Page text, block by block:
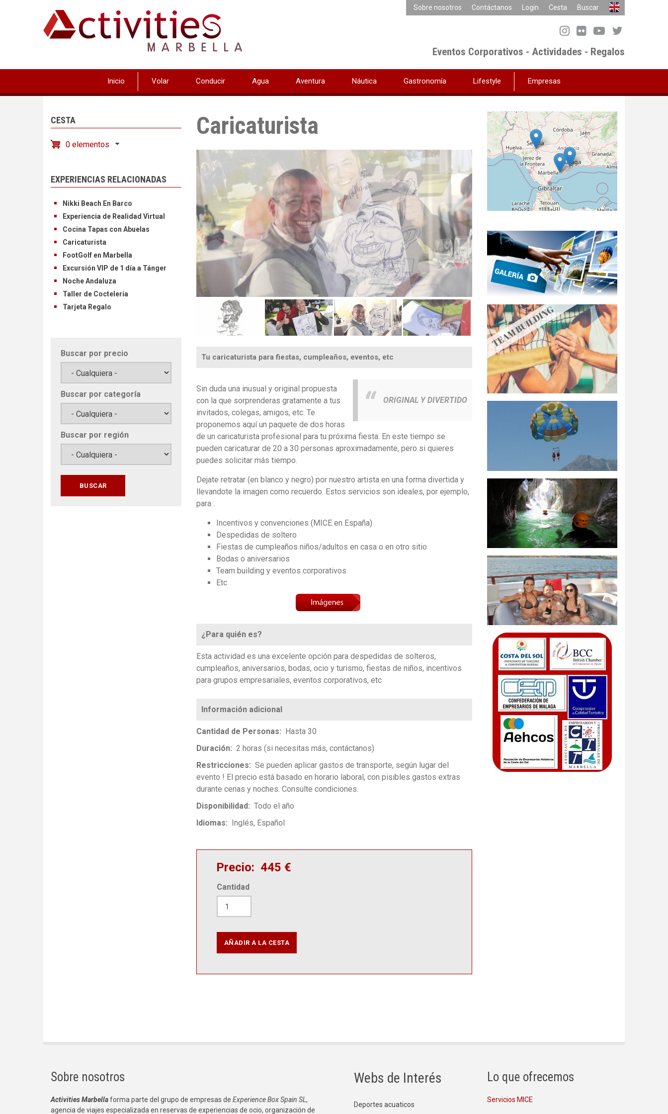
Sobre nosotros Contáctanos Login Cesta Buscar
Eventos Corporativos - Actividades - Regalos
Inicio Volar Conducir Agua Aventura Náutica Gastronomía Lifestyle Empresas
CESTA
0 elementos
EXPERIENCIAS RELACIONADAS
Nikki Beach En Barco
Experiencia de Realidad Virtual
Cocina Tapas con Abuelas
Caricaturista
FootGolf en Marbella
Excursión VIP de 1 día a Tánger
Noche Andaluza
Taller de Coctelería
Tarjeta Regalo
Buscar por precio
Buscar por categoría
Buscar por región
Caricaturista
Tu caricaturista para fiestas, cumpleaños, eventos, etc
ORIGINAL Y DIVERTIDO
Sin duda una inusual y original propuesta
con la que sorprenderas gratamente a tus
invitados, colegas, amigos, etc. Te
proponemos aquí un paquete de dos horas
de un caricaturista profesional para tu próxima fiesta. En este tiempo se
pueden caricaturar de 20 a 30 personas aproximadamente, pero si quieres
puedes solicitar más tiempo.
Dejate retratar (en blanco y negro) por nuestro artista en una forma divertida y
llevandote la imagen como recuerdo. Estos servicios son ideales, por ejemplo,
para :
Incentivos y convenciones (MICE en España)
Despedidas de soltero
Fiestas de cumpleaños niños/adultos en casa o en otro sitio
Bodas o aniversarios
Team building y eventos corporativos
Etc
¿Para quién es?
Esta actividad es una excelente opción para despedidas de solteros,
cumpleaños, aniversarios, bodas, ocio y turismo, fiestas de niños, incentivos
para grupos empresariales, eventos corporativos, etc
Cantidad de Personas
Hasta 30
Duración
2 horas (si necesitas más, contáctanos)
Restricciones
Se pueden aplicar gastos de transporte, según lugar del
evento ! El precio está basado en horario laboral, con pisibles gastos extras
durante cenas y noches. Consulte condiciones.
Disponibilidad
Todo el año
Idiomas
Inglés Español
Precio 445 €
Cantidad
Sobre nosotros
Activities Marbellaforma parte del grupo de empresas de Experience Box Spain SL,
agencia de viajes especializada en reservas de experiencias de ocio, organización de
Webs de Interés
Deportes acuaticos
Lo que ofrecemos
Servicios MICE